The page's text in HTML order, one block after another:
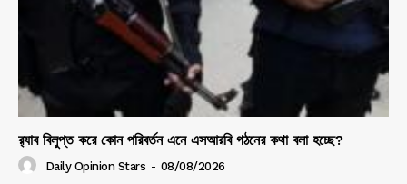
র‍্যাব বিলুপ্ত করে কোন পরিবর্তন এনে এসআরবি গঠনের কথা বলা হচ্ছে?
Daily Opinion Stars - 08/08/2026